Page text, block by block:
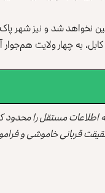
نخواهد شد و نیز شهر
به چهار ولایت هم‌جوار
مستقل را محدود
قربانی خاموشی و